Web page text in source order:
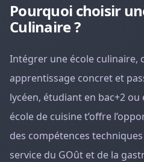
Pourquoi choisir
Culinaire ?
Intégrer une école culinaire,
apprentissage concret et
lycéen, étudiant en bac+2
école de cuisine t’offre
des compétences
service du GOût et de la